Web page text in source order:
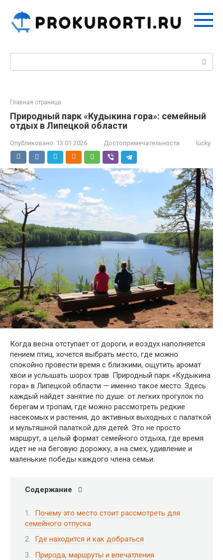
контенту
Поиск:
Главная страница
Природный парк «Кудыкина гора»: семейный
отдых в Липецкой области
Опубликовано: 13.01.2026 Достопримечательности lucky
Когда весна отступает от дороги, и воздух наполняется
пением птиц, хочется выбрать место, где можно
спокойно провести время с близкими, ощутить аромат
хвои и услышать шорох трав. Природный парк «Кудыкина
гора» в Липецкой области — именно такое место. Здесь
каждый найдет занятие по душе: от легких прогулок по
берегам и тропам, где можно рассмотреть редкие
насекомых и растения, до активных выходных с палаткой
и мультяшной палаткой для детей. Это не просто
маршрут, а целый формат семейного отдыха, где время
идет не на беговую дорожку, а на смех, удивление и
маленькие победы каждого члена семьи.
Содержание
Почему это место стоит рассмотреть для
семейного отпуска
Где находится и как добраться
Природа, маршруты и впечатления